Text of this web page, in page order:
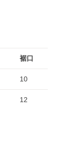
裾口
10
12